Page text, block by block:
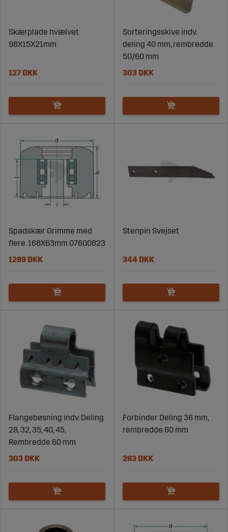
Skærplade hvælvet
98X15X21mm
127 DKK
Sorteringsskive indv.
deling 40 mm, rembredde
50/60 mm
303 DKK
Spadskær Grimme med
flere. 168X63mm 07600823
1289 DKK
Stenpin Svejset
344 DKK
Flangebøsning indv. Deling
28, 32, 35, 40, 45,
Rembredde 60 mm
303 DKK
Forbinder Deling 36 mm,
rembredde 60 mm
263 DKK